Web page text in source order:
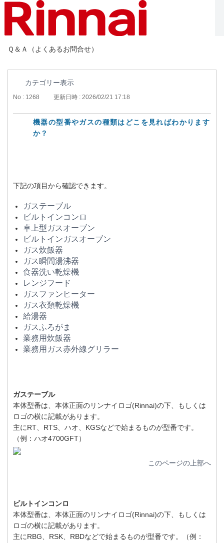
Ｑ＆Ａ（よくあるお問合せ）
カテゴリー表示
No : 1268 更新日時 : 2026/02/21 17:18
機器の型番やガスの種類はどこを見ればわかります
か？
下記の項目から確認できます。
ガステーブル
ビルトインコンロ
卓上型ガスオーブン
ビルトインガスオーブン
ガス炊飯器
ガス瞬間湯沸器
食器洗い乾燥機
レンジフード
ガスファンヒーター
ガス衣類乾燥機
給湯器
ガスふろがま
業務用炊飯器
業務用ガス赤外線グリラー
ガステーブル
本体型番は、本体正面のリンナイロゴ(Rinnai)の下、もしくは
ロゴの横に記載があります。
主にRT、RTS、ハオ、KGSなどで始まるものが型番です。
（例：ハオ4700GFT）
このページの上部へ
ビルトインコンロ
本体型番は、本体正面のリンナイロゴ(Rinnai)の下、もしくは
ロゴの横に記載があります。
主にRBG、RSK、RBDなどで始まるものが型番です。（例：